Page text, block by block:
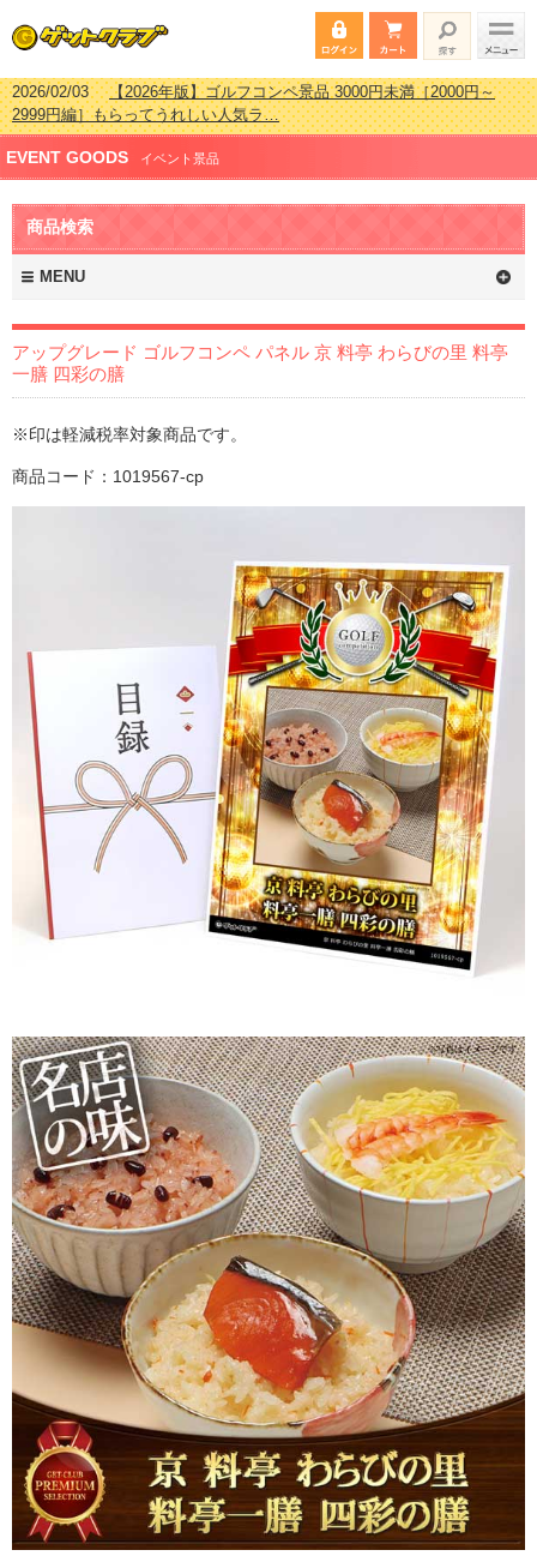
2026/02/03【2026年版】ゴルフコンペ景品 3000円未満［2000円～
2999円編］もらってうれしい人気ラ…
2026/07/15【2026年版】ビンゴゲーム景品おすすめ金額別人気ランキ
ング 更新しました！
2026/04/03【2026年版】ゴルフコンペ景品 3000円未満［2000円～
2999円編］もらってうれしい人気ラ…
2026/02/16
新しました！
EVENT GOODS イベント景品
商品検索
MENU
アップグレード ゴルフコンペ パネル 京 料亭 わらびの里 料亭
一膳 四彩の膳
※印は軽減税率対象商品です。
商品コード：1019567-cp